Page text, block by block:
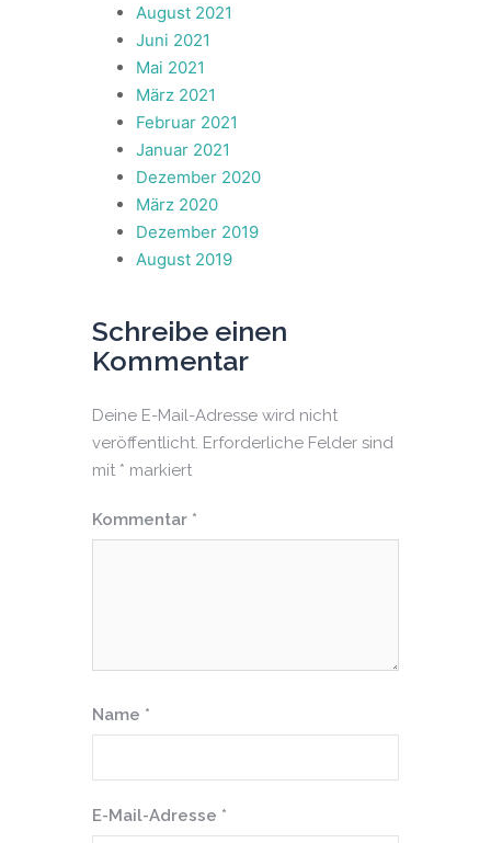
August 2021
Juni 2021
Mai 2021
März 2021
Februar 2021
Januar 2021
Dezember 2020
März 2020
Dezember 2019
August 2019
Schreibe einen
Kommentar
Deine E-Mail-Adresse wird nicht
veröffentlicht. Erforderliche Felder sind
mit * markiert
Kommentar *
Name *
E-Mail-Adresse *